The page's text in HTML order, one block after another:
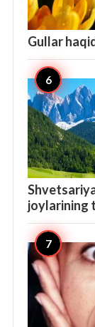
Gullar
joylarining